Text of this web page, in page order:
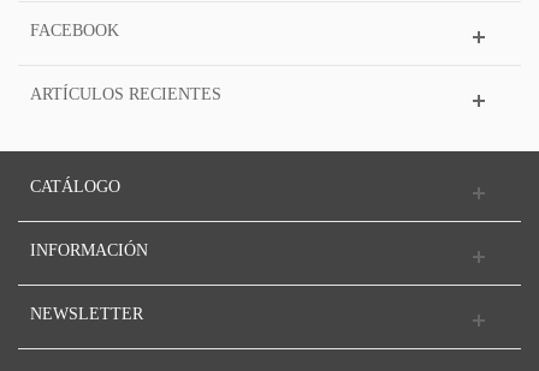
FACEBOOK
ARTÍCULOS RECIENTES
CATÁLOGO
INFORMACIÓN
NEWSLETTER